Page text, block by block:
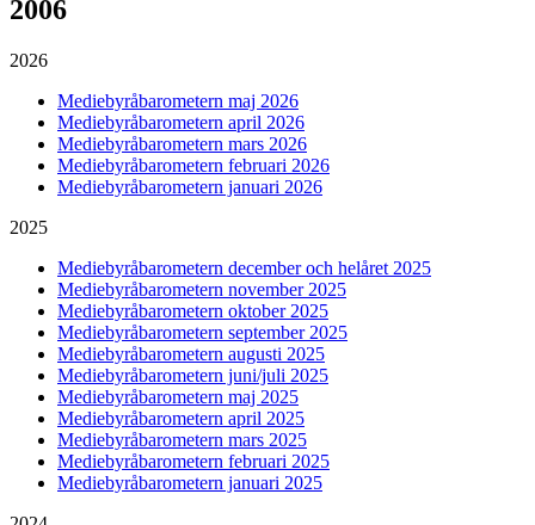
2006
2026
Mediebyråbarometern maj 2026
Mediebyråbarometern april 2026
Mediebyråbarometern mars 2026
Mediebyråbarometern februari 2026
Mediebyråbarometern januari 2026
2025
Mediebyråbarometern december och helåret 2025
Mediebyråbarometern november 2025
Mediebyråbarometern oktober 2025
Mediebyråbarometern september 2025
Mediebyråbarometern augusti 2025
Mediebyråbarometern juni/juli 2025
Mediebyråbarometern maj 2025
Mediebyråbarometern april 2025
Mediebyråbarometern mars 2025
Mediebyråbarometern februari 2025
Mediebyråbarometern januari 2025